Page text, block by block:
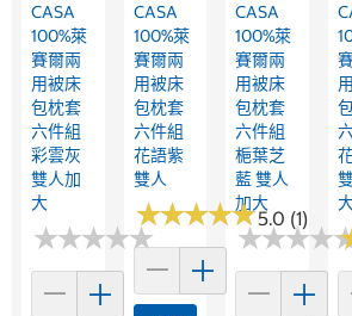
CASA
100%萊
賽爾兩
用被床
包枕套
六件組
彩雲灰
雙人加
大
★★★★★
★★★★★
CASA
100%萊
賽爾兩
用被床
包枕套
六件組
花語紫
雙人
★★★★★
★★★★★5.0 (1)
CASA
100%萊
賽爾兩
用被床
包枕套
六件組
梔葉芝
藍 雙人
加大
★★★★
★★★★